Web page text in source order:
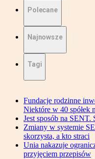
Polecane
Najnowsze
Tagi
Fundacje rodzinne
Niektóre w 40 spółek
Jest sposób na
Zmiany w systemie
skorzysta, a kto straci
Unia nakazuje
przyjęciem przepisów